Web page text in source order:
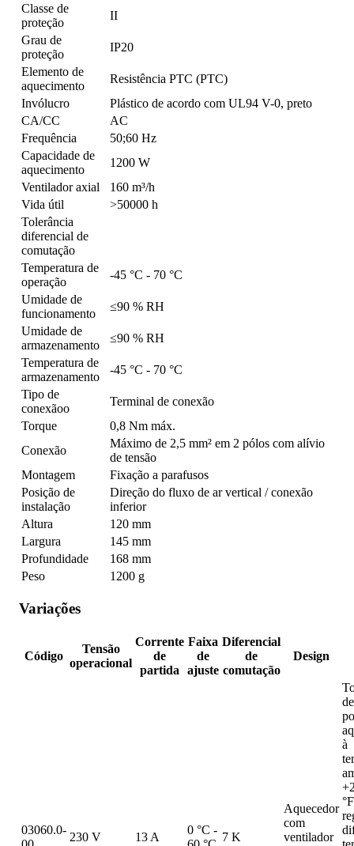
Classe de
proteção
II
Grau de
proteção
IP20
Elemento de
aquecimento
Resistência PTC (PTC)
Invólucro
Plástico de acordo com UL94 V-0, preto
CA/CC
AC
Frequência
50;60 Hz
Capacidade de
aquecimento
1200 W
Ventilador axial
160 m³/h
Vida útil
>50000 h
Tolerância
diferencial de
comutação
Temperatura de
operação
-45 °C - 70 °C
Umidade de
funcionamento
≤90 % RH
Umidade de
armazenamento
≤90 % RH
Temperatura de
armazenamento
-45 °C - 70 °C
Tipo de
conexãoo
Terminal de conexão
Torque
0,8 Nm máx.
Conexão
Máximo de 2,5 mm² em 2 pólos com alívio
de tensão
Montagem
Fixação a parafusos
Posição de
instalação
Direção do fluxo de ar vertical / conexão
inferior
Altura
120 mm
Largura
145 mm
Profundidade
168 mm
Peso
1200 g
Variações
Código
Tensão
operacional
Corrente
de
partida
Faixa
de
ajuste
Diferencial
de
comutação
Design
03060.0-
230 V 13 A
0 °C -
7 K
Aquecedor
com
ventilador
à